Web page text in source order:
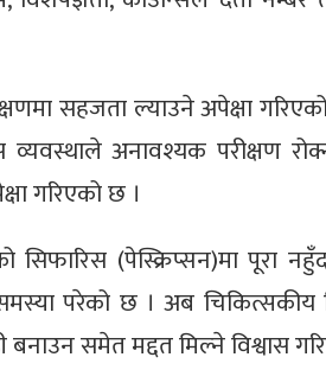
सहजता ल्याउने अपेक्षा
अनावश्यक परीक्षण
गरिएको छ ।
(पेस्क्रिप्सन)मा पूरा
परेको छ । अब चिकित्सकीय
समेत मद्दत मिल्ने विश्वास